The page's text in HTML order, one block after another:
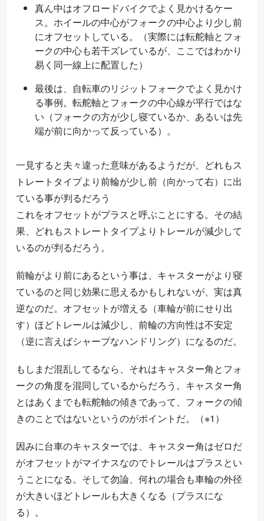
真ん中はオフロードバイクでよく見かけるケー
ス。ホイールの中心がフォークの中心より少し前
にオフセットしている。（実際には転舵軸とフォ
ークの中心も若干ズレているが、ここではわかり
易く同一線上に配置した）
最後は、自転車のリジットフォークでよく見かけ
る事例。転舵軸とフォークの中心線が平行ではな
い（フォークの方が少し寝ているか、あるいは先
端が前に向かって反っている）。
一見すると夫々違った意味があるようだが、どれもス
トレートタイプより前輪が少し前（向かって右）に出
ている事が判るだろう
こ れを オ フ セ ッ が プ ラ ス 呼 ぶ こ に す る
これをオフセットが
とにする
。その結
果、どれもストレートタイプよりトレールが減少して
いるのが判るだろう。
前輪がより前にあるという事は、キャスターがより寝
ているのと同じ効果に思えるかもしれないが、実は真
逆なのだ。オフセットが増える（車輪が前にせり出
す）ほどトレールは減少し、前輪の方向性は不安定
（逆に言えばシャープなハンドリング）になるのだ。
もしまだ混乱してるなら、それはキャスター角とフォ
ークの角度を混同しているからだろう。キャスター角
とはあくまでも転舵軸の傾きであって、フォークの傾
きのことではないというのがポイントだ。（※1）
因みに台車のキャスターでは、キャスター角はゼロだ
がオフセットがマイナスなのでトレールはプラスとい
うことになる。そして勿論、何れの場合も車輪の外径
が大きいほどトレールも大きくなる（プラスにな
る）。